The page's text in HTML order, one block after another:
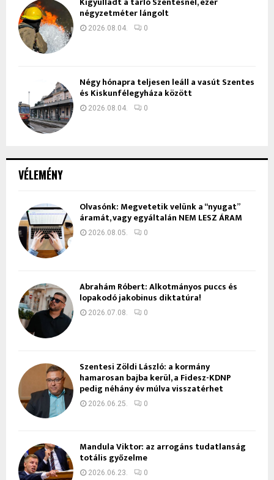
VÉLEMÉNY
Olvasónk: Megvetetik velünk a “nyugat”
áramát, vagy egyáltalán NEM LESZ ÁRAM
2026.08.05. 0
Ábrahám Róbert: Alkotmányos puccs és
lopakodó jakobinus diktatúra!
2026.07.08. 0
Szentesi Zöldi László: a kormány
hamarosan bajba kerül, a Fidesz-KDNP
pedig néhány év múlva visszatérhet
2026.06.25. 0
Mandula Viktor: az arrogáns tudatlanság
totális győzelme
2026.06.23. 0
négyzetméter lángolt
2026.08.04. 0
Négy hónapra teljesen leáll a vasút Szentes
és Kiskunfélegyháza között
2026.08.04. 0